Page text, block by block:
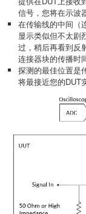
信号，您将在示波
在传输线的中间（
显示类似但不太剧
过，稍后再看到反
连接器块的传播时
探测的最佳位置是
将最接近您的DUT